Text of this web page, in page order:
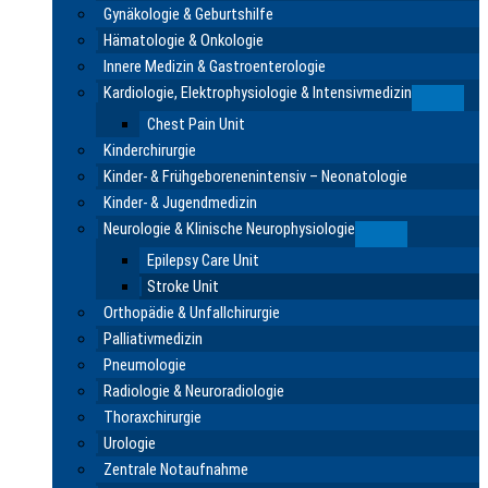
Gynäkologie & Geburtshilfe
Hämatologie & Onkologie
Innere Medizin & Gastroenterologie
Kardiologie, Elektrophysiologie & Intensivmedizin
Chest Pain Unit
Kinderchirurgie
Kinder- & Frühgeborenenintensiv – Neonatologie
Kinder- & Jugendmedizin
Neurologie & Klinische Neurophysiologie
Epilepsy Care Unit
Stroke Unit
Orthopädie & Unfallchirurgie
Palliativmedizin
Pneumologie
Radiologie & Neuroradiologie
Thoraxchirurgie
Urologie
Zentrale Notaufnahme